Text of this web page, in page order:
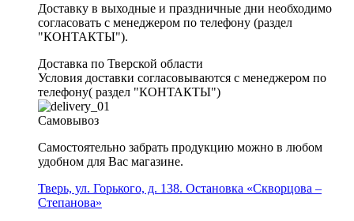
Доставку в выходные и праздничные дни необходимо
согласовать с менеджером по телефону (раздел
"КОНТАКТЫ").
Доставка по Тверской области
Условия доставки согласовываются с менеджером по
телефону( раздел "КОНТАКТЫ")
Самовывоз
Самостоятельно забрать продукцию можно в любом
удобном для Вас магазине.
Тверь, ул. Горького, д. 138. Остановка «Скворцова –
Степанова»